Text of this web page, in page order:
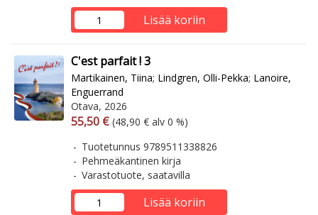
Lisää koriin
C'est parfait ! 3
Martikainen, Tiina; Lindgren, Olli-Pekka; Lanoire,
Enguerrand
Otava, 2026
Arvonlisäverollinen hinta
55,50 € Arvonlisäveroton hinta
(48,90 € alv 0 %)
Tuotetunnus 9789511338826
Pehmeäkantinen kirja
Varastotuote, saatavilla
Lisää koriin